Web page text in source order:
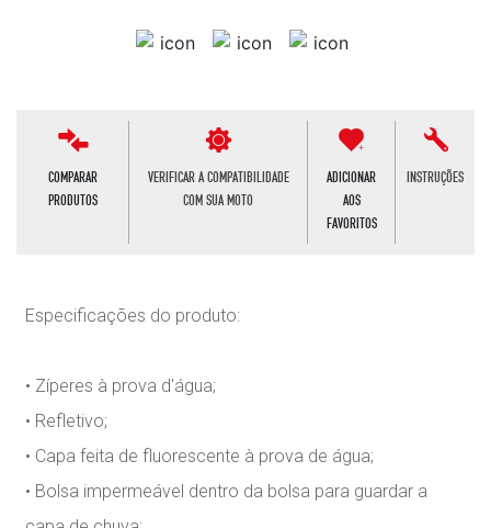
COMPARAR
PRODUTOS
VERIFICAR A COMPATIBILIDADE
COM SUA MOTO
ADICIONAR
AOS
FAVORITOS
INSTRUÇÕES
Especificações do produto:
• Zíperes à prova d'água;
• Refletivo;
• Capa feita de fluorescente à prova de água;
• Bolsa impermeável dentro da bolsa para guardar a